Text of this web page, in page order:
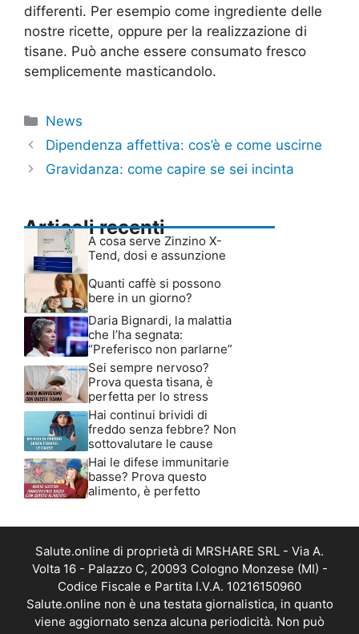
differenti. Per esempio come ingrediente delle
nostre ricette, oppure per la realizzazione di
tisane. Può anche essere consumato fresco
semplicemente masticandolo.
Categorie
News
Dipendenza affettiva: cos’è e come uscirne
Gravidanza: come capire se sei incinta
Articoli recenti
A cosa serve Zinzino X-
Tend, dosi e assunzione
Quanti caffè si possono
bere in un giorno?
Daria Bignardi, la malattia
che l’ha segnata:
“Preferisco non parlarne”
Sei sempre nervoso?
Prova questa tisana, è
perfetta per lo stress
Hai continui brividi di
freddo senza febbre? Non
sottovalutare le cause
Hai le difese immunitarie
basse? Prova questo
alimento, è perfetto
Salute.online di proprietà di MRSHARE SRL - Via A.
Volta 16 - Palazzo C, 20093 Cologno Monzese (MI) -
Codice Fiscale e Partita I.V.A. 10216150960
Salute.online non è una testata giornalistica, in quanto
viene aggiornato senza alcuna periodicità. Non può